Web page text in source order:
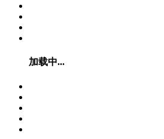
加载中...